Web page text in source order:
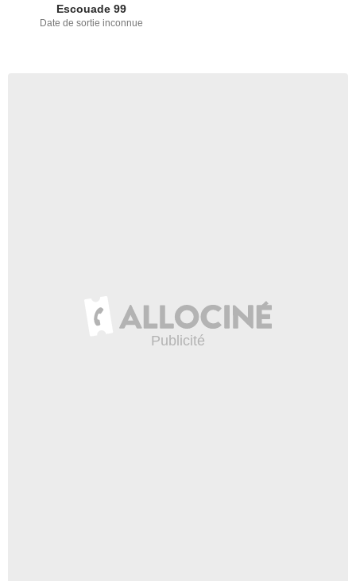
Escouade 99
Date de sortie inconnue